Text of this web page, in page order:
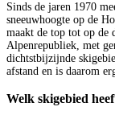
Sinds de jaren 1970
sneeuwhoogte op de
maakt de top tot op de
Alpenrepubliek, met
dichtstbijzijnde
afstand en is daarom
Welk skigebied